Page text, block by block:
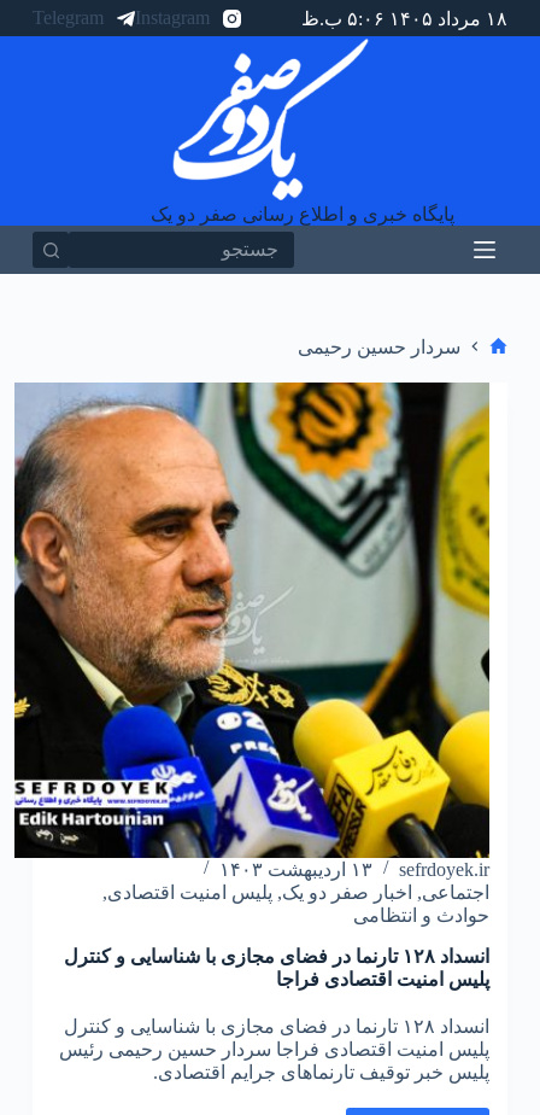
ا
۱۸ مرداد ۱۴۰۵ ۵:۰۶ ب.ظ Instagram
Telegram
پایگاه خبری و اطلاع رسانی صفر دو یک
نتیجه
خانهسردار حسین رحیمی
sefrdoyek.ir
۱۳ اردیبهشت ۱۴۰۳
اجتماعی, اخبار صفر دو یک, پلیس امنیت اقتصادی,
حوادث و انتظامی
انسداد ۱۲۸ تارنما در فضای مجازی با شناسایی و کنترل
پلیس امنیت اقتصادی فراجا
انسداد ۱۲۸ تارنما در فضای مجازی با شناسایی و کنترل
پلیس امنیت اقتصادی فراجا سردار حسین رحیمی رئیس
پلیس خبر توقیف تارنماهای جرایم اقتصادی.